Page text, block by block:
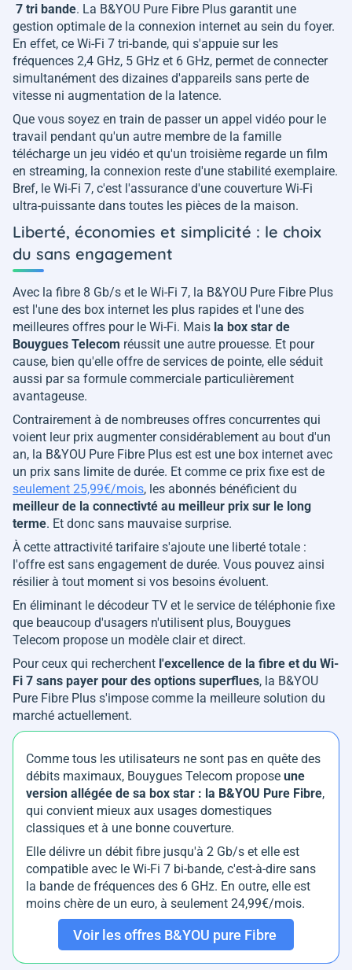
7 tri bande. La B&YOU Pure Fibre Plus garantit une
gestion optimale de la connexion internet au sein du foyer.
En effet, ce Wi-Fi 7 tri-bande, qui s'appuie sur les
fréquences 2,4 GHz, 5 GHz et 6 GHz, permet de connecter
simultanément des dizaines d'appareils sans perte de
vitesse ni augmentation de la latence.
Que vous soyez en train de passer un appel vidéo pour le
travail pendant qu'un autre membre de la famille
télécharge un jeu vidéo et qu'un troisième regarde un film
en streaming, la connexion reste d'une stabilité exemplaire.
Bref, le Wi-Fi 7, c'est l'assurance d'une couverture Wi-Fi
ultra-puissante dans toutes les pièces de la maison.
Liberté, économies et simplicité : le choix
du sans engagement
Avec la fibre 8 Gb/s et le Wi-Fi 7, la B&YOU Pure Fibre Plus
est l'une des box internet les plus rapides et l'une des
meilleures offres pour le Wi-Fi. Mais la box star de
Bouygues Telecom réussit une autre prouesse. Et pour
cause, bien qu'elle offre de services de pointe, elle séduit
aussi par sa formule commerciale particulièrement
avantageuse.
Contrairement à de nombreuses offres concurrentes qui
voient leur prix augmenter considérablement au bout d'un
an, la B&YOU Pure Fibre Plus est est une box internet avec
un prix sans limite de durée. Et comme ce prix fixe est de
seulement 25,99€/mois, les abonnés bénéficient du
meilleur de la connectivté au meilleur prix sur le long
terme. Et donc sans mauvaise surprise.
À cette attractivité tarifaire s'ajoute une liberté totale :
l'offre est sans engagement de durée. Vous pouvez ainsi
résilier à tout moment si vos besoins évoluent.
En éliminant le décodeur TV et le service de téléphonie fixe
que beaucoup d'usagers n'utilisent plus, Bouygues
Telecom propose un modèle clair et direct.
Pour ceux qui recherchent l'excellence de la fibre et du Wi-
Fi 7 sans payer pour des options superflues, la B&YOU
Pure Fibre Plus s'impose comme la meilleure solution du
marché actuellement.
Comme tous les utilisateurs ne sont pas en quête des
débits maximaux, Bouygues Telecom propose une
version allégée de sa box star : la B&YOU Pure Fibre,
qui convient mieux aux usages domestiques
classiques et à une bonne couverture.
Elle délivre un débit fibre jusqu'à 2 Gb/s et elle est
compatible avec le Wi-Fi 7 bi-bande, c'est-à-dire sans
la bande de fréquences des 6 GHz. En outre, elle est
moins chère de un euro, à seulement 24,99€/mois.
Voir les offres B&YOU pure Fibre